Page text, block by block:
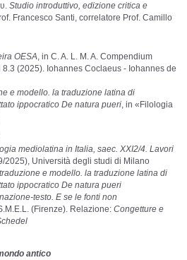
Studio introduttivo, edizione critica e
Francesco Santi, correlatore Prof. Camillo
OESA, in C. A. L. M. A. Compendium
(2025). Iohannes Coclaeus - Iohannes de
e modello. la traduzione latina di
ippocratico De natura pueri, in «Filologia
mediolatina in Italia, saec. XXI2/4. Lavori
2025), Università degli studi di Milano
e modello. la traduzione latina di
ippocratico De natura pueri
testo. E se le fonti non
(Firenze). Relazione: Congetture e
antico